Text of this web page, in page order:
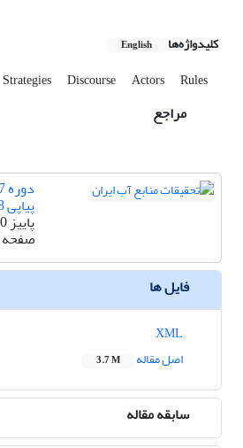
کلیدواژه‌ها English
Strategies Discourse Actors Rules
مراجع
پیاپی 58
پاییز 1400
صفحه
فایل ها
اصل مقاله
3.7 M
سابقه مقاله